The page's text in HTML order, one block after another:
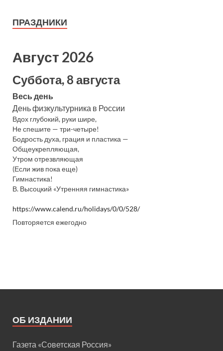
ПРАЗДНИКИ
Август 2026
Суббота, 8 августа
Весь день
День физкультурника в России
Вдох глубокий, руки шире,
Не спешите — три-четыре!
Бодрость духа, грация и пластика —
Общеукрепляющая,
Утром отрезвляющая
(Если жив пока еще)
Гимнастика!
В. Высоцкий «Утренняя гимнастика»
https://www.calend.ru/holidays/0/0/528/
Повторяется ежегодно
ОБ ИЗДАНИИ
Газета «Советская Россия»